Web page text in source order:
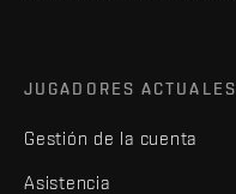
JUGADORES ACTUALES
Gestión de la cuenta
Asistencia